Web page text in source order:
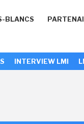
BLANCS
INTERVIEW LMI